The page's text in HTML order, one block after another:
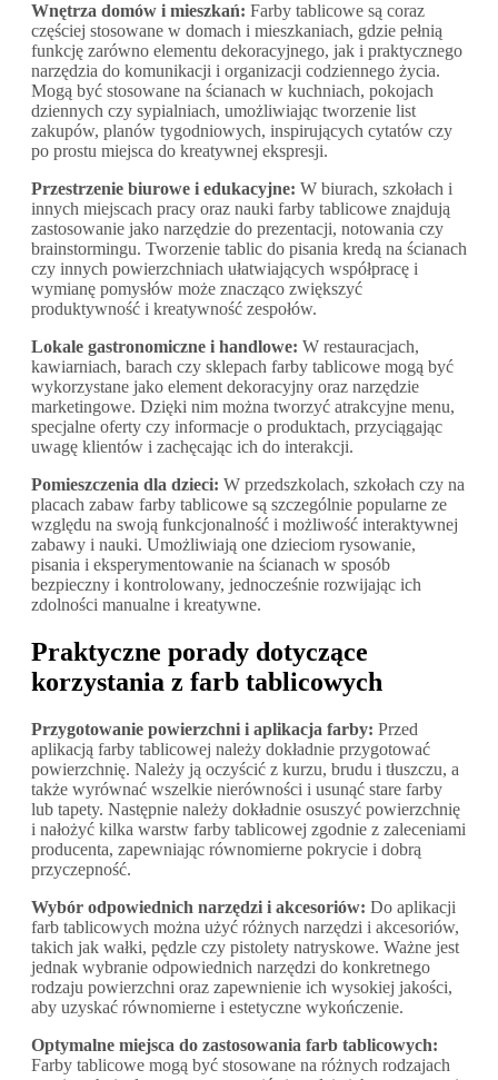
Wnętrza domów i mieszkań: Farby tablicowe są coraz
częściej stosowane w domach i mieszkaniach, gdzie pełnią
funkcję zarówno elementu dekoracyjnego, jak i praktycznego
narzędzia do komunikacji i organizacji codziennego życia.
Mogą być stosowane na ścianach w kuchniach, pokojach
dziennych czy sypialniach, umożliwiając tworzenie list
zakupów, planów tygodniowych, inspirujących cytatów czy
po prostu miejsca do kreatywnej ekspresji.
Przestrzenie biurowe i edukacyjne: W biurach, szkołach i
innych miejscach pracy oraz nauki farby tablicowe znajdują
zastosowanie jako narzędzie do prezentacji, notowania czy
brainstormingu. Tworzenie tablic do pisania kredą na ścianach
czy innych powierzchniach ułatwiających współpracę i
wymianę pomysłów może znacząco zwiększyć
produktywność i kreatywność zespołów.
Lokale gastronomiczne i handlowe: W restauracjach,
kawiarniach, barach czy sklepach farby tablicowe mogą być
wykorzystane jako element dekoracyjny oraz narzędzie
marketingowe. Dzięki nim można tworzyć atrakcyjne menu,
specjalne oferty czy informacje o produktach, przyciągając
uwagę klientów i zachęcając ich do interakcji.
Pomieszczenia dla dzieci: W przedszkolach, szkołach czy na
placach zabaw farby tablicowe są szczególnie popularne ze
względu na swoją funkcjonalność i możliwość interaktywnej
zabawy i nauki. Umożliwiają one dzieciom rysowanie,
pisania i eksperymentowanie na ścianach w sposób
bezpieczny i kontrolowany, jednocześnie rozwijając ich
zdolności manualne i kreatywne.
Praktyczne porady dotyczące
korzystania z farb tablicowych
Przygotowanie powierzchni i aplikacja farby: Przed
aplikacją farby tablicowej należy dokładnie przygotować
powierzchnię. Należy ją oczyścić z kurzu, brudu i tłuszczu, a
także wyrównać wszelkie nierówności i usunąć stare farby
lub tapety. Następnie należy dokładnie osuszyć powierzchnię
i nałożyć kilka warstw farby tablicowej zgodnie z zaleceniami
producenta, zapewniając równomierne pokrycie i dobrą
przyczepność.
Wybór odpowiednich narzędzi i akcesoriów: Do aplikacji
farb tablicowych można użyć różnych narzędzi i akcesoriów,
takich jak wałki, pędzle czy pistolety natryskowe. Ważne jest
jednak wybranie odpowiednich narzędzi do konkretnego
rodzaju powierzchni oraz zapewnienie ich wysokiej jakości,
aby uzyskać równomierne i estetyczne wykończenie.
Optymalne miejsca do zastosowania farb tablicowych:
Farby tablicowe mogą być stosowane na różnych rodzajach